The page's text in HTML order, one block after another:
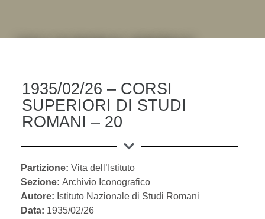
1935/02/26 – CORSI
SUPERIORI DI STUDI
ROMANI – 20
Partizione: Vita dell’Istituto
Sezione: Archivio Iconografico
Autore: Istituto Nazionale di Studi Romani
Data: 1935/02/26